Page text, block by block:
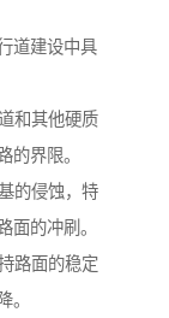
道建设中具
和其他硬质
的界限。
的侵蚀，特
面的冲刷。
路面的稳定
。